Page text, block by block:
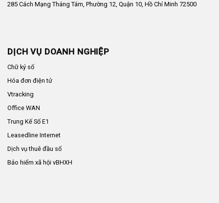
285 Cách Mạng Tháng Tám, Phường 12, Quận 10, Hồ Chí Minh 72500
DỊCH VỤ DOANH NGHIỆP
Chữ ký số
Hóa đơn điện tử
Vtracking
Office WAN
Trung Kế Số E1
Leasedline Internet
Dịch vụ thuê đầu số
Bảo hiểm xã hội vBHXH